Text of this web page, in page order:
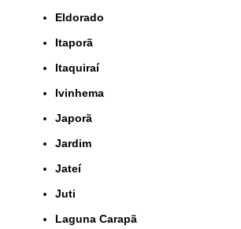
Eldorado
Itaporã
Itaquiraí
Ivinhema
Japorã
Jardim
Jateí
Juti
Laguna Carapã